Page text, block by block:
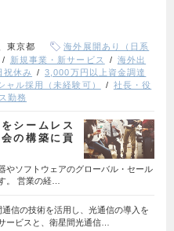
東京都
海外展開あり（日系
新規事業・新サービス
海外出
祝休み
3,000万円以上資金調達
ャル採用（未経験可）
社長・役
勤務
シームレス
の構築に貢
やソフトウェアのグローバル・セール
。 営業の経…
信の技術を活用し、光通信の導入を
ービスと、衛星間光通信…